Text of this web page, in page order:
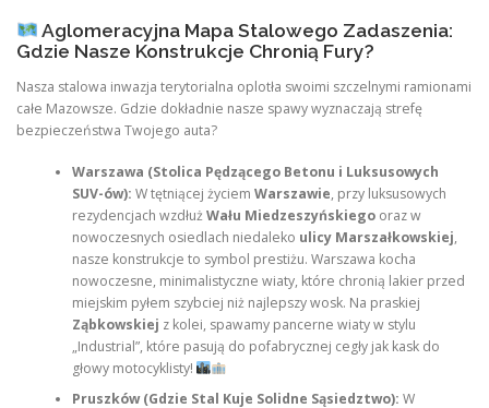
Aglomeracyjna Mapa Stalowego Zadaszenia:
Gdzie Nasze Konstrukcje Chronią Fury?
Nasza stalowa inwazja terytorialna oplotła swoimi szczelnymi ramionami
całe Mazowsze. Gdzie dokładnie nasze spawy wyznaczają strefę
bezpieczeństwa Twojego auta?
Warszawa (Stolica Pędzącego Betonu i Luksusowych
SUV-ów): W tętniącej życiem Warszawie, przy luksusowych
rezydencjach wzdłużWału Miedzeszyńskiegooraz w
nowoczesnych osiedlach niedaleko ulicy Marszałkowskiej,
nasze konstrukcje to symbol prestiżu. Warszawa kocha
nowoczesne, minimalistyczne wiaty, które chronią lakier przed
miejskim pyłem szybciej niż najlepszy wosk. Na praskiej
Ząbkowskiej z kolei, spawamy pancerne wiaty w stylu
„Industrial”, które pasują do pofabrycznej cegły jak kask do
głowy motocyklisty!
Pruszków (Gdzie Stal Kuje Solidne Sąsiedztwo): W